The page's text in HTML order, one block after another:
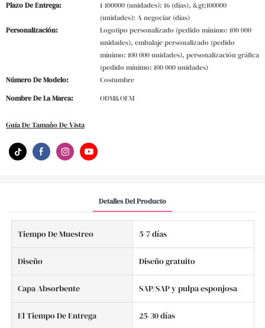
Plazo De Entrega:
1-100000 (unidades): 16 (días), &gt;100000
(unidades): A negociar (días)
Personalización:
Logotipo personalizado (pedido mínimo: 100 000
unidades), embalaje personalizado (pedido
mínimo: 100 000 unidades), personalización gráfica
(pedido mínimo: 100 000 unidades)
Número De Modelo:
Costumbre
Nombre De La Marca:
ODM&OEM
Guía De Tamaño De Vista
Detalles Del Producto
Tiempo De Muestreo 5-7 días
Diseño Diseño gratuito
Capa Absorbente SAP/SAP y pulpa esponjosa
El Tiempo De Entrega 25-30 días